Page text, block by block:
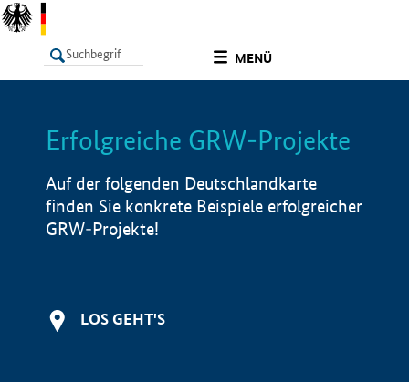
MENÜ
LISTE Info
Erfolgreiche GRW-Projekte
Auf der folgenden Deutschlandkarte
finden Sie konkrete Beispiele erfolgreicher
GRW-Projekte!
LOS GEHT'S